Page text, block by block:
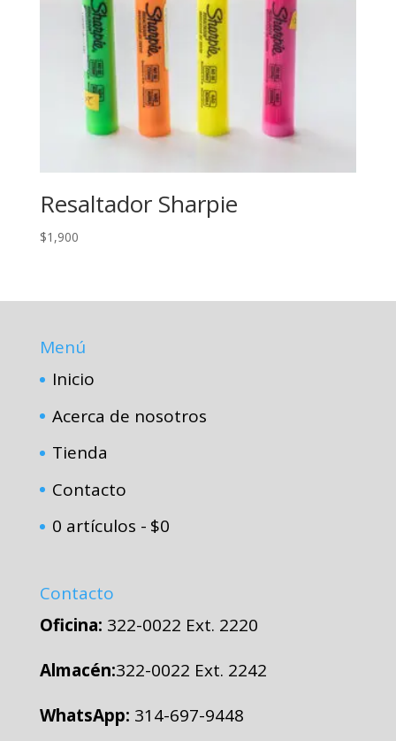
Resaltador Sharpie
$1,900
Menú
Inicio
Acerca de nosotros
Tienda
Contacto
0 artículos
$0
Contacto
Oficina: 322-0022 Ext. 2220
Almacén:322-0022 Ext. 2242
WhatsApp: 314-697-9448